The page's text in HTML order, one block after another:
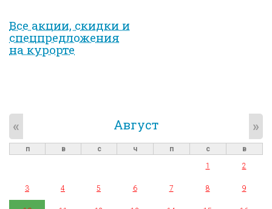
Все акции, скидки и
спец­предложе­ния
на курорте
Август
« »
п в с ч п с
в
1
2
3 4 5 6 7 8 9